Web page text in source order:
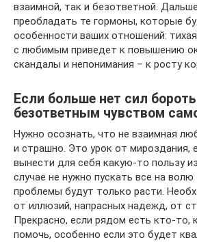
взаимной, так и безответной.
преобладать те гормоны, которые
особенности ваших отношений:
с любимым приведет к повышению
скандалы и непонимания – к росту
Если больше нет сил
безответным чувством
Нужно осознать, что не взаимная
и страшно. Это урок от мироздания,
вынести для себя какую-то пользу
случае не нужно пускать все на волю
проблемы будут только расти.
от иллюзий, напрасных надежд, от
Прекрасно, если рядом есть кто-то,
помочь, особенно если это будет